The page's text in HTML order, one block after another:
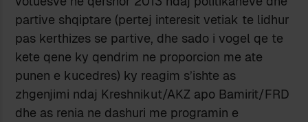
partive shqiptare (pertej interesit vetiak te lidhur
pas kerthizes se partive, dhe sado i vogel qe te
kete qene ky qendrim ne proporcion me ate
punen e kucedres) ky reagim s’ishte as
zhgenjimi ndaj Kreshnikut/AKZ apo Bamirit/FRD
dhe as renia ne dashuri me programin e